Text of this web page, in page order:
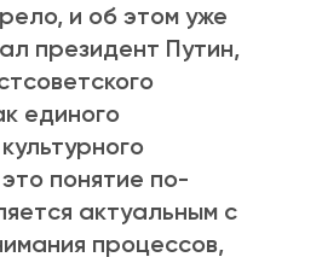
и об этом уже
президент Путин,
единого
понятие по-
актуальным с
процессов,